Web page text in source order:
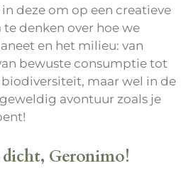
deze om op een creatieve
te denken over hoe we
en het milieu: van
bewuste consumptie tot
maar wel in de
avontuur zoals je
Geronimo!